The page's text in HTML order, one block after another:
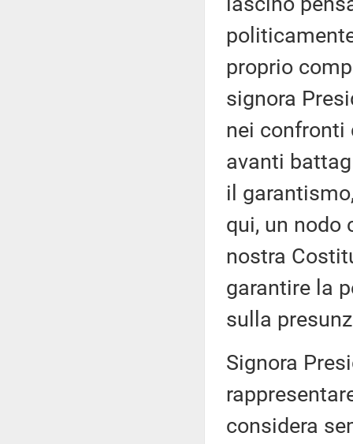
proprio
signora
nei confronti
avanti
il
qui, un nodo
nostra
garantire la
sulla
Signora
considera